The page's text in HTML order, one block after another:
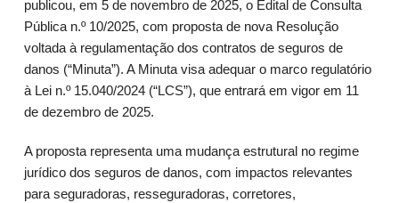
publicou, em 5 de novembro de 2025, o Edital de Consulta
Pública n.º 10/2025, com proposta de nova Resolução
voltada à regulamentação dos contratos de seguros de
danos (“Minuta”). A Minuta visa adequar o marco regulatório
à Lei n.º 15.040/2024 (“LCS”), que entrará em vigor em 11
de dezembro de 2025.
A proposta representa uma mudança estrutural no regime
jurídico dos seguros de danos, com impactos relevantes
para seguradoras, resseguradoras, corretores,